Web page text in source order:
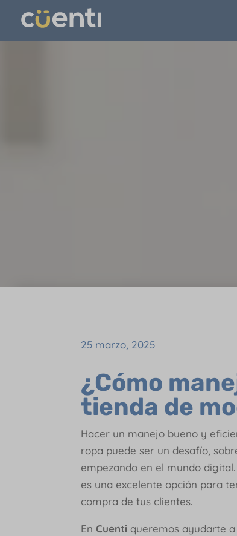
25 marzo, 2025
¿Cómo
tienda de
Hacer un manejo bueno y
ropa puede ser un desafío,
empezando en el mundo
es una excelente opción para
compra de tus clientes.
EnCuenti queremos ayudarte